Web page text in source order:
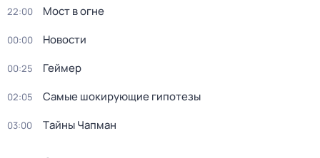
22:00 Мост в огне
00:00 Новости
00:25 Геймер
02:05 Самые шoкиpующие гипотезы
03:00 Тaйны Чапман